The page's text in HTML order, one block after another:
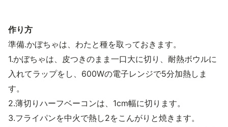
作り方
準備.かぼちゃは、わたと種を取っておきます。
1.かぼちゃは、皮つきのまま一口大に切り、耐熱ボウルに
入れてラップをし、600Wの電子レンジで5分加熱しま
す。
2.薄切りハーフベーコンは、1cm幅に切ります。
3.フライパンを中火で熱し2をこんがりと焼きます。